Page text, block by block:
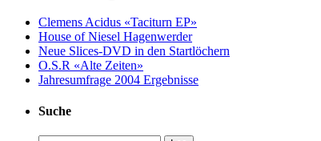
Clemens Acidus «Taciturn EP»
House of Niesel Hagenwerder
Neue Slices-DVD in den Startlöchern
O.S.R «Alte Zeiten»
Jahresumfrage 2004 Ergebnisse
Suche